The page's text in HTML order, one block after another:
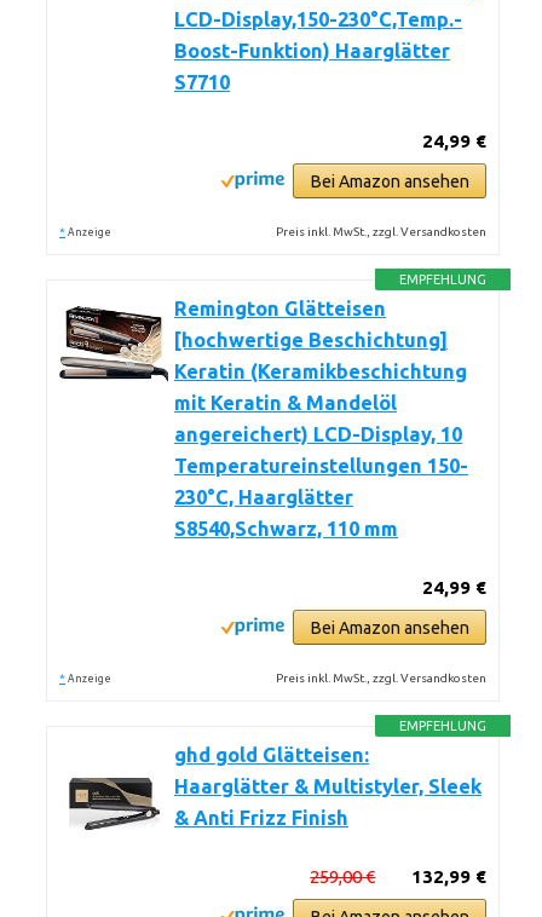
LCD-Display,150-230°C,Temp.-
Boost-Funktion) Haarglätter
S7710
24,99 €
Bei Amazon ansehen
* Anzeige Preis inkl. MwSt., zzgl. Versandkosten
EMPFEHLUNG
Remington Glätteisen
[hochwertige Beschichtung]
Keratin (Keramikbeschichtung
mit Keratin & Mandelöl
angereichert) LCD-Display, 10
Temperatureinstellungen 150-
230°C, Haarglätter
S8540,Schwarz, 110 mm
24,99 €
Bei Amazon ansehen
* Anzeige Preis inkl. MwSt., zzgl. Versandkosten
EMPFEHLUNG
ghd gold Glätteisen:
Haarglätter & Multistyler, Sleek
& Anti Frizz Finish
132,99 €
259,00 €